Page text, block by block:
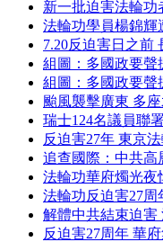
新一批迫害法輪功
法輪功學員楊錦輝
7.20反迫害日之前
組圖：多國政要聲
組圖：多國政要聲
颱風襲擊廣東 多
瑞士124名議員聯
反迫害27年 東京
追查國際：中共高
法輪功華府燭光夜
法輪功反迫害27
解體中共結束迫害
反迫害27周年 華